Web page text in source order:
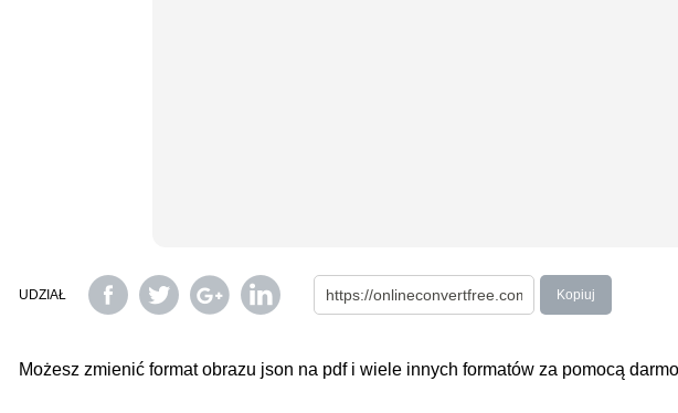
UDZIAŁ Kopiuj
Możesz zmienić format obrazu json na pdf i wiele innych formatów za pomocą